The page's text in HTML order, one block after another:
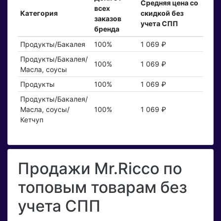
Категория
всех
заказов
бренда
Средняя цена со
скидкой без
учета СПП
Продукты/Бакалея 100%
1 069 ₽
Продукты/Бакалея/
Масла, соусы
100% 1 069 ₽
Продукты 100%
1 069 ₽
Продукты/Бакалея/
Масла, соусы/
Кетчуп
100% 1 069 ₽
Продажи Mr.Ricco по
топовым товарам без
учета СПП